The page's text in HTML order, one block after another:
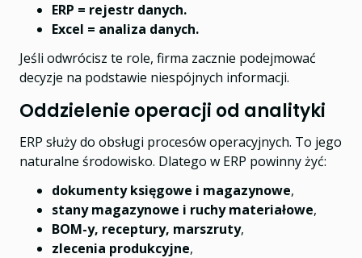
ERP = rejestr danych.
Excel = analiza danych.
Jeśli odwrócisz te role, firma zacznie podejmować
decyzje na podstawie niespójnych informacji.
Oddzielenie operacji od analityki
ERP służy do obsługi procesów operacyjnych. To jego
naturalne środowisko. Dlatego w ERP powinny żyć:
dokumenty księgowe i magazynowe,
stany magazynowe i ruchy materiałowe,
BOM-y, receptury, marszruty,
zlecenia produkcyjne,